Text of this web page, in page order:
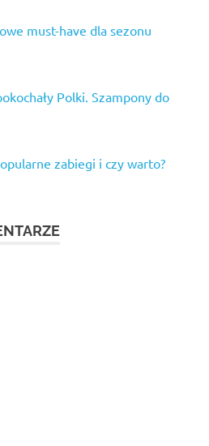
must-have dla sezonu
Polki. Szampony do
zabiegi i czy warto?